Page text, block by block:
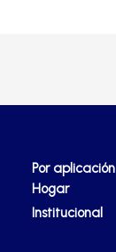
Por aplicación
Hogar
Institucional